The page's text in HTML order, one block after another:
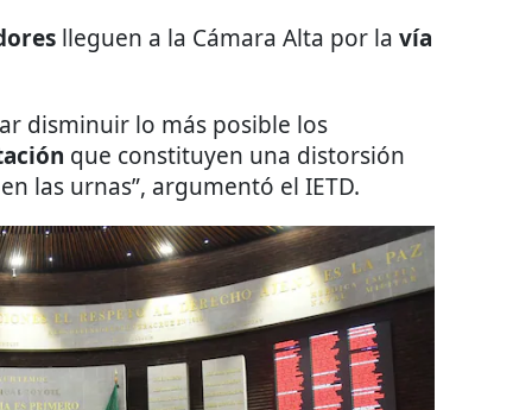
lleguen a la Cámara Alta por la vía
disminuir lo más posible los
que constituyen una distorsión
las urnas”, argumentó el IETD.